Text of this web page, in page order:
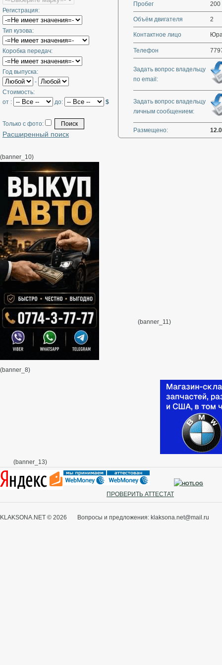
Регистрация:
Тип кузова:
Коробка передач:
Год выпуска:
-
Стоимость:
от :
до: $
Только с фото:
Расширенный поиск
(banner_10)
(banner_8)
Пробег
200
Объём двигателя 2
Контактное лицо
Телефон
Задать вопрос владельцу
по email:
Задать вопрос владельцу
личным сообщением:
Размещено:
(banner_11)
(banner_13)
ПРОВЕРИТЬ АТТЕСТАТ
KLAKSONA.NET © 2026 Вопросы и предложения: klaksona.net@mail.ru